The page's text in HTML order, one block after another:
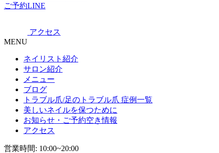
ご予約LINE
アクセス
MENU
ネイリスト紹介
サロン紹介
メニュー
ブログ
トラブル爪/足のトラブル爪 症例一覧
美しいネイルを保つために
お知らせ・ご予約空き情報
アクセス
営業時間: 10:00~20:00